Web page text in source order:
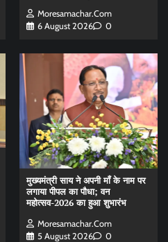
Moresamachar.com
6 August 2026
0
मुख्यमंत्री साय ने अपनी माँ के नाम पर
लगाया पीपल का पौधा; वन
महोत्सव-2026 का हुआ शुभारंभ
Moresamachar.com
5 August 2026
0